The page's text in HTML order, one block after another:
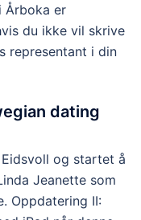
Årboka er
du ikke vil skrive
representant i din
dating
og startet å
Jeanette som
Oppdatering II: